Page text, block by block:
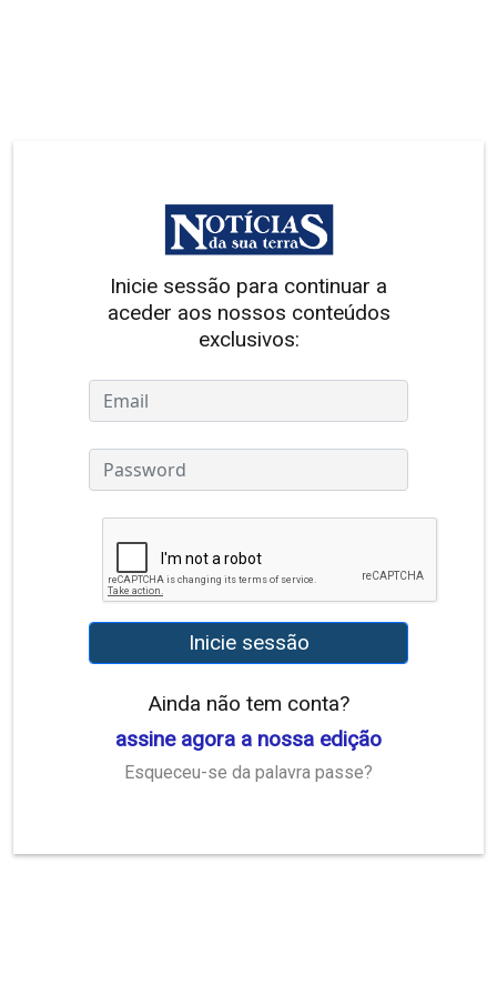
Inicie sessão para continuar a
aceder aos nossos conteúdos
exclusivos:
Inicie sessão
Ainda não tem conta?
assine agora a nossa edição
Esqueceu-se da palavra passe?